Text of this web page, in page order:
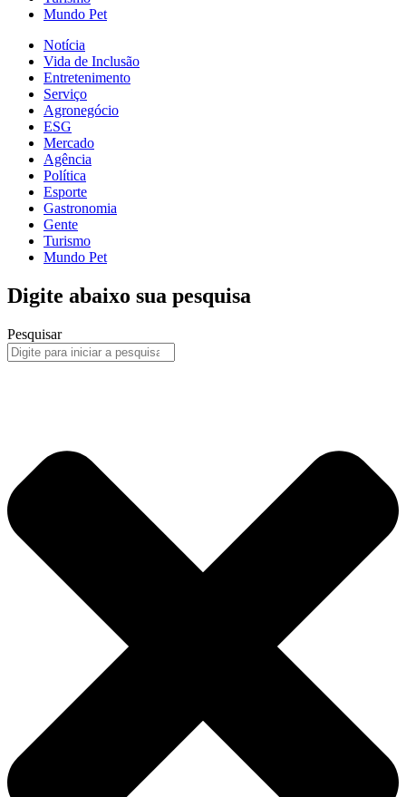
Mundo Pet
Notícia
Vida de Inclusão
Entretenimento
Serviço
Agronegócio
ESG
Mercado
Agência
Política
Esporte
Gastronomia
Gente
Turismo
Mundo Pet
Digite abaixo sua pesquisa
Pesquisar